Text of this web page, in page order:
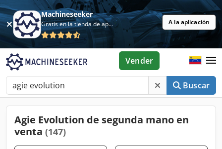
Machineseeker
Gratis en la tienda de aplicaciones A la aplicación
Buscar
Vender
Agie Evolution de segunda mano en
venta (147)